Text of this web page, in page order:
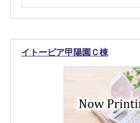
イトーピア甲陽園Ｃ棟